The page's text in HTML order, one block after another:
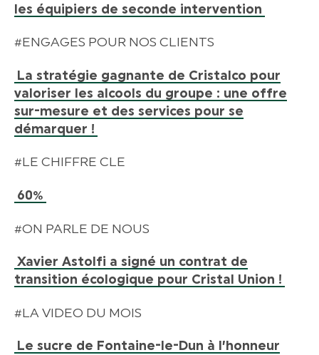
les équipiers de seconde intervention
#ENGAGES POUR NOS CLIENTS
La stratégie gagnante de Cristalco pour
valoriser les alcools du groupe : une offre
sur-mesure et des services pour se
démarquer !
#LE CHIFFRE CLE
60%
#ON PARLE DE NOUS
Xavier Astolfi a signé un contrat de
transition écologique pour Cristal Union !
#LA VIDEO DU MOIS
Le sucre de Fontaine-le-Dun à l’honneur